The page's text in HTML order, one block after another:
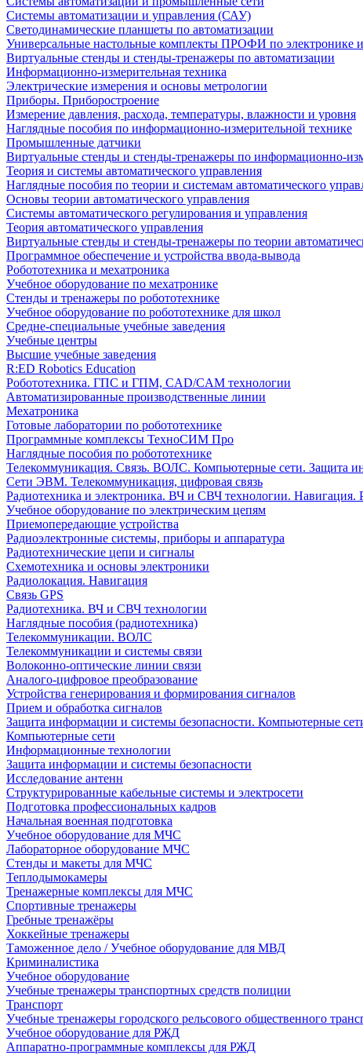
Системы автоматизации и управления (САУ)
Светодинамические планшеты по автоматизации
Универсальные настольные комплекты ПРОФИ по электронике
Виртуальные стенды и стенды-тренажеры по автоматизации
Информационно-измерительная техника
Электрические измерения и основы метрологии
Приборы. Приборостроение
Измерение давления, расхода, температуры, влажности и уровня
Наглядные пособия по информационно-измерительной технике
Промышленные датчики
Виртуальные стенды и стенды-тренажеры по информационно-
Теория и системы автоматического управления
Наглядные пособия по теории и системам автоматического
Основы теории автоматического управления
Системы автоматического регулирования и управления
Теория автоматического управления
Виртуальные стенды и стенды-тренажеры по теории
Программное обеспечение и устройства ввода-вывода
Робототехника и мехатроника
Учебное оборудование по мехатронике
Стенды и тренажеры по робототехнике
Учебное оборудование по робототехнике для школ
Средне-специальные учебные заведения
Учебные центры
Высшие учебные заведения
R:ED Robotics Education
Робототехника. ГПС и ГПМ, CAD/CAM технологии
Автоматизированные производственные линии
Мехатроника
Готовые лаборатории по робототехнике
Программные комплексы ТехноСИМ Про
Наглядные пособия по робототехнике
Телекоммуникация. Связь. ВОЛС. Компьютерные сети. Защита
Сети ЭВМ. Телекоммуникация, цифровая связь
Радиотехника и электроника. ВЧ и СВЧ технологии. Навигация.
Учебное оборудование по электрическим цепям
Приемопередающие устройства
Радиоэлектронные системы, приборы и аппаратура
Радиотехнические цепи и сигналы
Схемотехника и основы электроники
Радиолокация. Навигация
Связь GPS
Радиотехника. ВЧ и СВЧ технологии
Наглядные пособия (радиотехника)
Телекоммуникации. ВОЛС
Телекоммуникации и системы связи
Волоконно-оптические линии связи
Аналого-цифровое преобразование
Устройства генерирования и формирования сигналов
Прием и обработка сигналов
Защита информации и системы безопасности. Компьютерные
Компьютерные сети
Информационные технологии
Защита информации и системы безопасности
Исследование антенн
Структурированные кабельные системы и электросети
Подготовка профессиональных кадров
Начальная военная подготовка
Учебное оборудование для МЧС
Лабораторное оборудование МЧС
Стенды и макеты для МЧС
Теплодымокамеры
Тренажерные комплексы для МЧС
Спортивные тренажеры
Гребные тренажёры
Хоккейные тренажеры
Таможенное дело / Учебное оборудование для МВД
Криминалистика
Учебное оборудование
Учебные тренажеры транспортных средств полиции
Транспорт
Учебные тренажеры городского рельсового общественного
Учебное оборудование для РЖД
Аппаратно-программные комплексы для РЖД